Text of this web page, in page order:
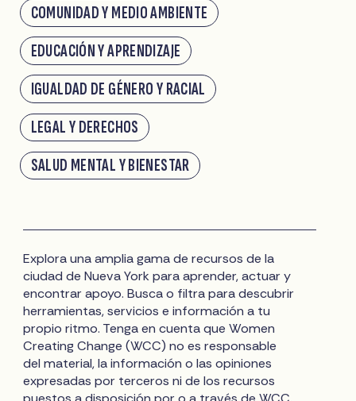
COMUNIDAD Y MEDIO AMBIENTE
EDUCACIÓN Y APRENDIZAJE
IGUALDAD DE GÉNERO Y RACIAL
LEGAL Y DERECHOS
SALUD MENTAL Y BIENESTAR
Explora una amplia gama de recursos de la
ciudad de Nueva York para aprender, actuar y
encontrar apoyo. Busca o filtra para descubrir
herramientas, servicios e información a tu
propio ritmo. Tenga en cuenta que Women
Creating Change (WCC) no es responsable
del material, la información o las opiniones
expresadas por terceros ni de los recursos